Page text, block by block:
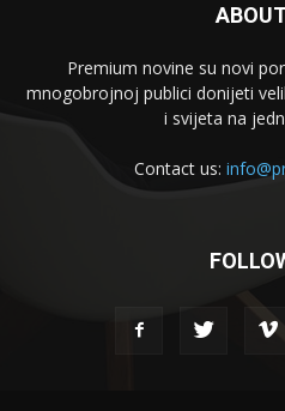
Premium novine su novi
mnogobrojnoj publici donijeti
i svijeta na
Contact us: